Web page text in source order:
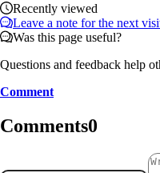
Recently viewed
Leave a note for the next
Was this page useful?
Questions and feedback help
Comment
Comments0